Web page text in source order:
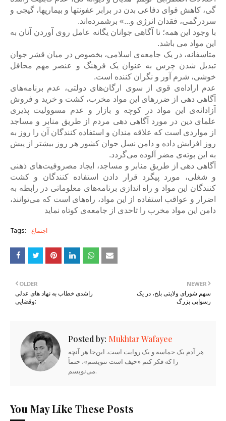
گی، کاهش قوای دفاعی بدن در برابر عفونتها و بیماریها، گیجی و
سردرگمی، فقدان انرژی و...» برشمرده‌اند.
با وجود این همه؛ نا آگاهی جوانان یگانه عامل روی آوردن آنان به
این مواد می باشد.
متاسفانه، در یک جامعه‌ی اسلامی، بخصوص در میان قشر جوان
تبدیل شدن چرس به عنوان یک فرهنگ و عنصر مهم محافل
خوشی، شرم آور و نگران کننده است.
عدم اراداه‌ی قوی از سوی ارگان‌های دولتی، عدم برنامه‌های
آگاهی دهی از ضررهای این مواد مخرب، کشت و خرید و فروش
آزادانه‌ی این مواد در کوچه و بازار و عدم مسوولیت پذیری
علمای دین در مورد آگاهی دهی مردم از طریق منابر و مساجد
از مواردی است که علاقه مندان و استفاده کنندگان آن را روز به
روز افزایش داده و دامن نسل جوان کشور هر روز بیشتر از پیش
به این بوته‌ی مضر آلوده می‌گردد.
آگاهی دهی از طریق منابر و مساجد، ایجاد مصروفیت‌های ذهنی
و شغلی، مورد پیگرد قرار دادن استفاده کنندگان و کشت
کنندگان این مواد و راه اندازی برنامه‌های معلوماتی در رابطه به
اضرار و عواقب استفاده از این مواد، راه‌های است که می‌توانند،
دامن این مواد مخرب را تاحدی از جامعه‌ی کوتاه نماید
Tags: اجتماع
NEWER
سهم شورای ولایتی بلخ، در یک
رسوایی بزرگ
OLDER
راشدی خطاب به نهاد های عدلی
وقضایی:
Posted by: Mukhtar Wafayee
هر آدم یک حماسه و یک روایت است. این‌جا هر آنچه
را که فکر کنم «حیف است ننویسم»، حتماً
می‌نویسم.
You May Like These Posts